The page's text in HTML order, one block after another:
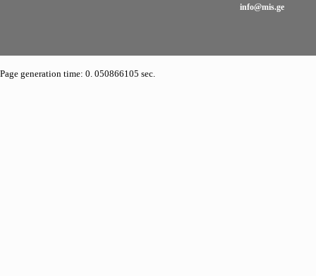
info@mis.ge
Page generation time: 0. 050866105 sec.